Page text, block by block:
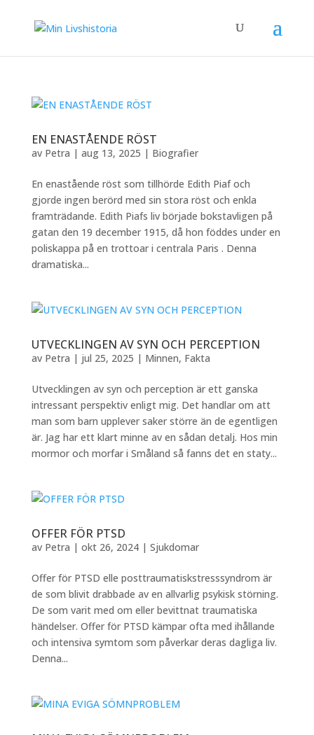
EN ENASTÅENDE RÖST
av Petra | aug 13, 2025 | Biografier
En enastående röst som tillhörde Edith Piaf och
gjorde ingen berörd med sin stora röst och enkla
framträdande. Edith Piafs liv började bokstavligen på
gatan den 19 december 1915, då hon föddes under en
poliskappa på en trottoar i centrala Paris . Denna
dramatiska...
UTVECKLINGEN AV SYN OCH PERCEPTION
av Petra | jul 25, 2025 | Minnen, Fakta
Utvecklingen av syn och perception är ett ganska
intressant perspektiv enligt mig. Det handlar om att
man som barn upplever saker större än de egentligen
är. Jag har ett klart minne av en sådan detalj. Hos min
mormor och morfar i Småland så fanns det en staty...
OFFER FÖR PTSD
av Petra | okt 26, 2024| Sjukdomar
Offer för PTSD elle posttraumatiskstresssyndrom är
de som blivit drabbade av en allvarlig psykisk störning.
De som varit med om eller bevittnat traumatiska
händelser. Offer för PTSD kämpar ofta med ihållande
och intensiva symtom som påverkar deras dagliga liv.
Denna...